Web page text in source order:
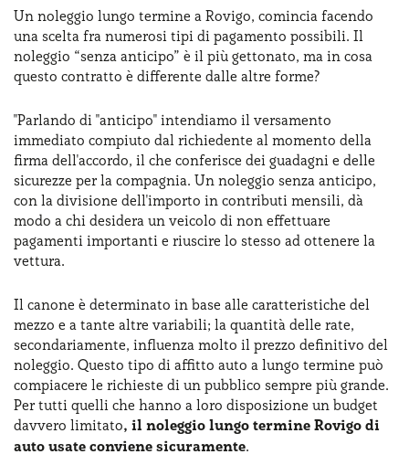
Un noleggio lungo termine a Rovigo, comincia facendo
una scelta fra numerosi tipi di pagamento possibili. Il
noleggio “senza anticipo” è il più gettonato, ma in cosa
questo contratto è differente dalle altre forme?
"Parlando di "anticipo" intendiamo il versamento
immediato compiuto dal richiedente al momento della
firma dell'accordo, il che conferisce dei guadagni e delle
sicurezze per la compagnia. Un noleggio senza anticipo,
con la divisione dell'importo in contributi mensili, dà
modo a chi desidera un veicolo di non effettuare
pagamenti importanti e riuscire lo stesso ad ottenere la
vettura.
Il canone è determinato in base alle caratteristiche del
mezzo e a tante altre variabili; la quantità delle rate,
secondariamente, influenza molto il prezzo definitivo del
noleggio. Questo tipo di affitto auto a lungo termine può
compiacere le richieste di un pubblico sempre più grande.
Per tutti quelli che hanno a loro disposizione un budget
davvero limitato, il noleggio lungo termine Rovigo di
auto usate conviene sicuramente.